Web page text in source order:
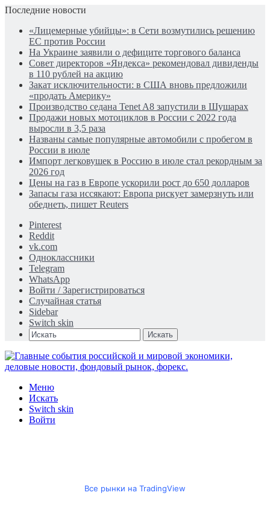
Последние новости
«Лицемерные убийцы»: в Сети возмутились решению
ЕС против России
На Украине заявили о дефиците торгового баланса
Совет директоров «Яндекса» рекомендовал дивиденды
в 110 рублей на акцию
Закат исключительности: в США вновь предложили
«продать Америку»
Производство седана Tenet A8 запустили в Шушарах
Продажи новых мотоциклов в России с 2022 года
выросли в 3,5 раза
Названы самые популярные автомобили с пробегом в
России в июле
Импорт легковушек в Россию в июле стал рекордным за
2026 год
Цены на газ в Европе ускорили рост до 650 долларов
Запасы газа иссякают: Европа рискует замерзнуть или
обеднеть, пишет Reuters
Pinterest
Reddit
vk.com
Одноклассники
Telegram
WhatsApp
Войти / Зарегистрироваться
Случайная статья
Sidebar
Switch skin
Искать
Меню
Искать
Switch skin
Войти
Все рынки на TradingView